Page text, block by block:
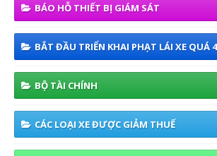
BÁO HỖ THIẾT BỊ GIÁM SÁT
BẮT ĐẦU TRIỂN KHAI PHẠT LÁI XE QUÁ
BỘ TÀI CHÍNH
CÁC LOẠI XE ĐƯỢC GIẢM THUẾ